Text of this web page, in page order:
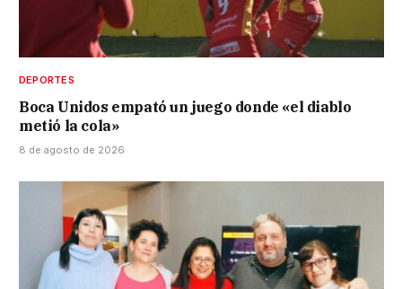
DEPORTES
Boca Unidos empató un juego donde «el diablo
metió la cola»
8 de agosto de 2026